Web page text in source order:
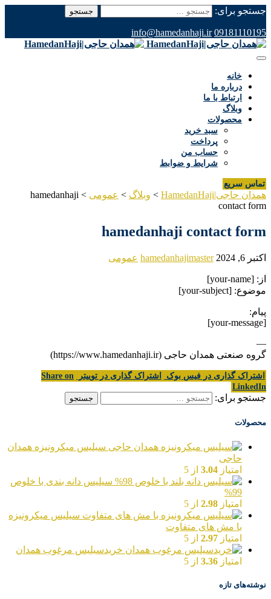
جستجو برای:
09181110195
info@hamedanhaji.ir
خانه
درباره ما
ارتباط با ما
وبلاگ
محصولات
سبد خرید
پرداخت
حساب من
شرایط و ضوابط
تماس سریع
همدان حاجی|HamedanHaji > وبلاگ > عمومی >
hamedanhaji
contact form
hamedanhaji contact form
اکتبر 6, 2024 hamedanhajimaster عمومی
از: [your-name]
موضوع: [your-subject]
پیام:
[your-message]
—
گروه صنعتی همدان حاجی (https://www.hamedanhaji.ir)
اشتراک گذاری در فیس بوک اشتراک گذاری در توییتر
Share on
LinkedIn
جستجو برای:
محصولات
سیلیس میکرونیزه همدان
حاجی
امتیاز 3.04 از 5
سیلیس دانه بندی با خلوص
99%
امتیاز 2.98 از 5
سیلیس میکرونیزه
با مش های متفاوت
امتیاز 2.97 از 5
خریدسیلیس مرغوب همدان
امتیاز 3.36 از 5
نوشته‌های تازه